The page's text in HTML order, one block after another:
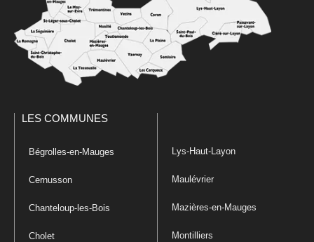
LES COMMUNES
Bégrolles-en-Mauges
Cernusson
Chanteloup-les-Bois
Cholet
Lys-Haut-Layon
Maulévrier
Mazières-en-Mauges
Montilliers